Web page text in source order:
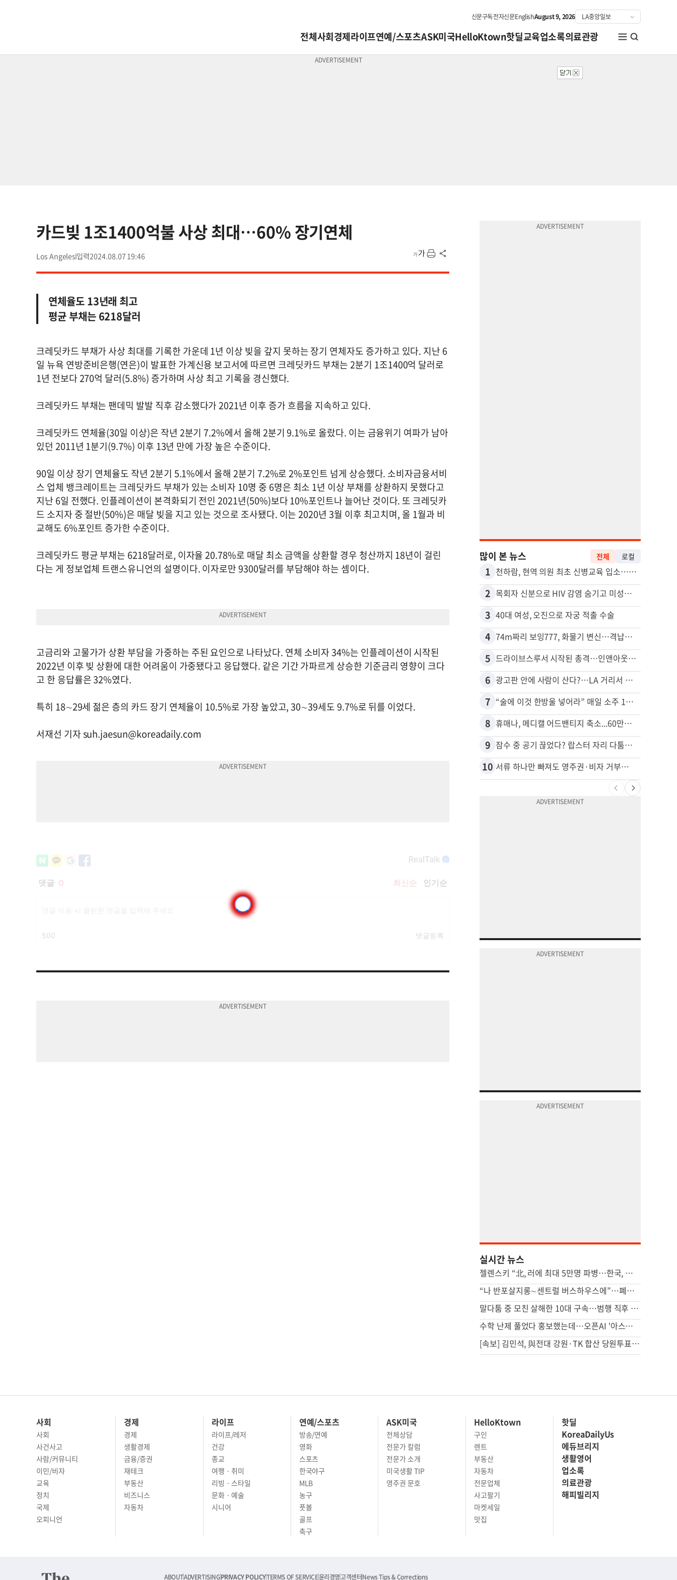
신문구독전자신문EnglishAugust 9, 2026
전체사회경제라이프연예/스포츠ASK미국HelloKtown핫딜교육업소록의료관광
카드빚 1조1400억불 사상 최대…60% 장기연체
Los Angeles 2024.08.07 19:46
연체율도 13년래 최고
평균 부채는 6218달러
크레딧카드 부채가 사상 최대를 기록한 가운데 1년 이상 빚을 갚지 못하는 장기 연체자도 증가하고 있다. 지난 6
일 뉴욕 연방준비은행(연은)이 발표한 가계신용 보고서에 따르면 크레딧카드 부채는 2분기 1조1400억 달러로
1년 전보다 270억 달러(5.8%) 증가하며 사상 최고 기록을 경신했다.
크레딧카드 부채는 팬데믹 발발 직후 감소했다가 2021년 이후 증가 흐름을 지속하고 있다.
크레딧카드 연체율(30일 이상)은 작년 2분기 7.2%에서 올해 2분기 9.1%로 올랐다. 이는 금융위기 여파가 남아
있던 2011년 1분기(9.7%) 이후 13년 만에 가장 높은 수준이다.
90일 이상 장기 연체율도 작년 2분기 5.1%에서 올해 2분기 7.2%로 2%포인트 넘게 상승했다. 소비자금융서비
스 업체 뱅크레이트는 크레딧카드 부채가 있는 소비자 10명 중 6명은 최소 1년 이상 부채를 상환하지 못했다고
지난 6일 전했다. 인플레이션이 본격화되기 전인 2021년(50%)보다 10%포인트나 늘어난 것이다. 또 크레딧카
드 소지자 중 절반(50%)은 매달 빚을 지고 있는 것으로 조사됐다. 이는 2020년 3월 이후 최고치며, 올 1월과 비
교해도 6%포인트 증가한 수준이다.
크레딧카드 평균 부채는 6218달러로, 이자율 20.78%로 매달 최소 금액을 상환할 경우 청산까지 18년이 걸린
다는 게 정보업체 트랜스유니언의 설명이다. 이자로만 9300달러를 부담해야 하는 셈이다.
고금리와 고물가가 상환 부담을 가중하는 주된 요인으로 나타났다. 연체 소비자 34%는 인플레이션이 시작된
2022년 이후 빚 상환에 대한 어려움이 가중됐다고 응답했다. 같은 기간 가파르게 상승한 기준금리 영향이 크다
고 한 응답률은 32%였다.
특히 18∼29세 젊은 층의 카드 장기 연체율이 10.5%로 가장 높았고, 30∼39세도 9.7%로 뒤를 이었다.
서재선 기자suh.jaesun@koreadaily.com
많이 본 뉴스 전체 로컬
1 천하람, 현역 의원 최초 신병교육 입소…논산서 2박3일 생활
2 목회자 신분으로 HIV 감염 숨기고 미성년자와 성관계
3 40대 여성, 오진으로 자궁 적출 수술
4 74m짜리 보잉777, 화물기 변신…격납고서 ‘보물’ 찾는 인천공항
5 드라이브스루서 시작된 총격…인앤아웃 참사 영상 공개
6 광고판 안에 사람이 산다?…LA 거리서 화제
7 “술에 이것 한방울 넣어라” 매일 소주 1병 까는 91세의 철칙
8 휴매나, 메디캘 어드밴티지 축소...60만명 플랜 상실 위기
9 잠수 중 공기 끊었다? 랍스터 자리 다툼이 살인미수 사건으로
10 서류 하나만 빠져도 영주권·비자 거부…심사관 재량권 대폭 확대
실시간 뉴스
젤렌스키 “北, 러에 최대 5만명 파병…한국, 방공망 지원해달라”
“나 반포살지롱∼센트럴 버스하우스에”…폐버스 청년주택 밈 확산
말다툼 중 모친 살해한 10대 구속…범행 직후 반려견도 죽여
수학 난제 풀었다 홍보했는데…오픈AI '아스트라' 개발 보류 발표, 왜[팩플]
[속보] 김민석, 與전대 강원·TK 합산 당원투표서 승리
사회
사회
사건사고
사람/커뮤니티
이민/비자
교육
정치
국제
오피니언
경제
경제
생활경제
금융/증권
재테크
부동산
비즈니스
자동차
라이프
라이프/레저
건강
종교
여행 · 취미
리빙 · 스타일
문화 · 예술
시니어
연예/스포츠
방송/연예
영화
스포츠
한국야구
MLB
농구
풋볼
골프
축구
ASK미국
전체상담
전문가 칼럼
전문가 소개
미국생활 TIP
영주권 문호
HelloKtown
구인
렌트
부동산
자동차
전문업체
사고팔기
마켓세일
맛집
핫딜
KoreaDailyUs
에듀브리지
생활영어
업소록
의료관광
해피빌리지
ABOUTADVERTISINGPRIVACY POLICYTERMS OF SERVICE윤리경영고객센터News Tips & Corrections